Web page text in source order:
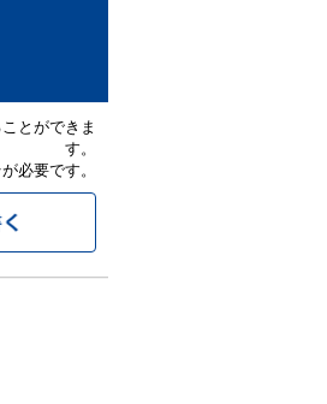
とができま
す。
が必要です。